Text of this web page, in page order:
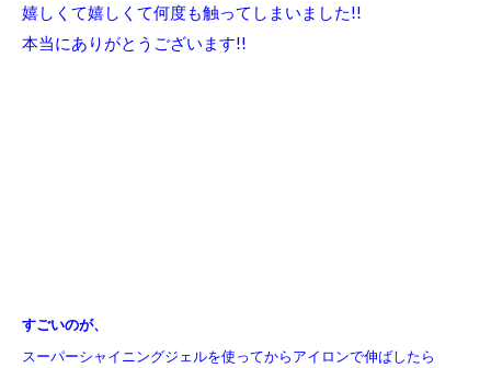
嬉しくて嬉しくて何度も触ってしまいました!!
本当にありがとうございます!!
すごいのが、
スーパーシャイニングジェルを使ってからアイロンで伸ばしたら